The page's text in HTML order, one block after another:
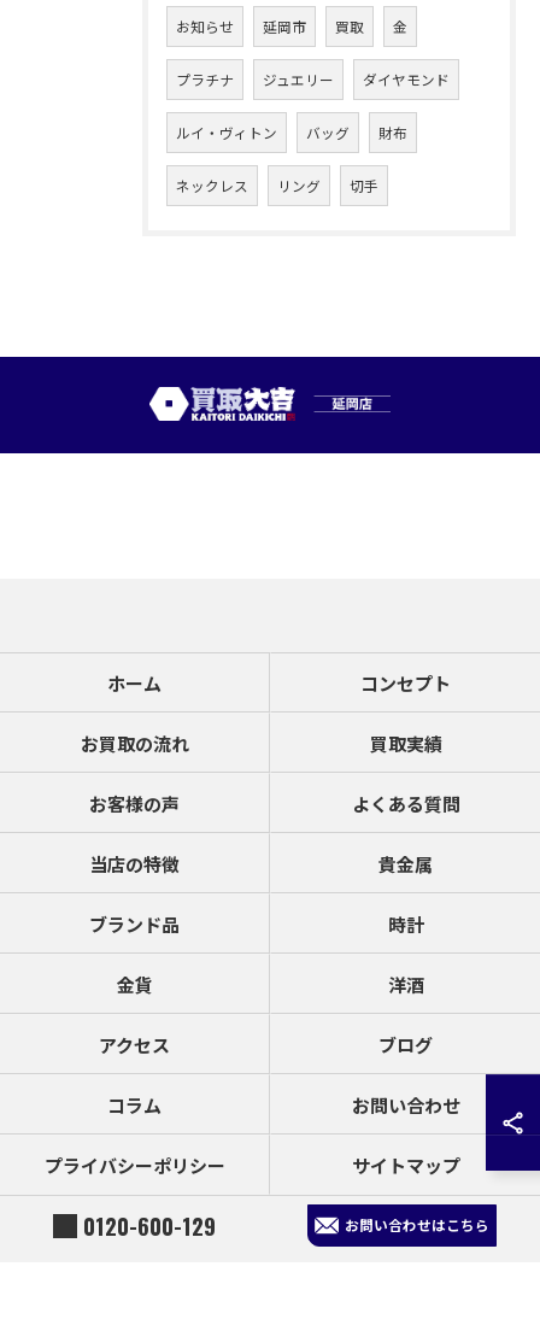
お知らせ 延岡市 買取 金
プラチナ ジュエリー ダイヤモンド
ルイ・ヴィトン バッグ 財布
ネックレス リング 切手
0120-600-129 お問い合わせはこちら
ホーム コンセプト
お買取の流れ 買取実績
お客様の声 よくある質問
当店の特徴 貴金属
ブランド品 時計
金貨 洋酒
アクセス ブログ
コラム お問い合わせ
プライバシーポリシー サイトマップ
© 2026 宮崎県延岡市の買取なら買取大吉 延岡店 ALL RIGHTS RESERVED.